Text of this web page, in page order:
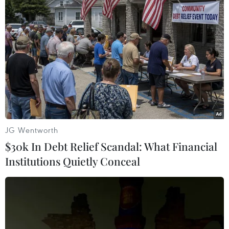
#Vinpearl Hạ Long
#Xe buýt hai tầng Quảng Ninh
Theo dõi VietnamPlus
JG Wentworth
$30k In Debt Relief Scandal: What Financial
Institutions Quietly Conceal